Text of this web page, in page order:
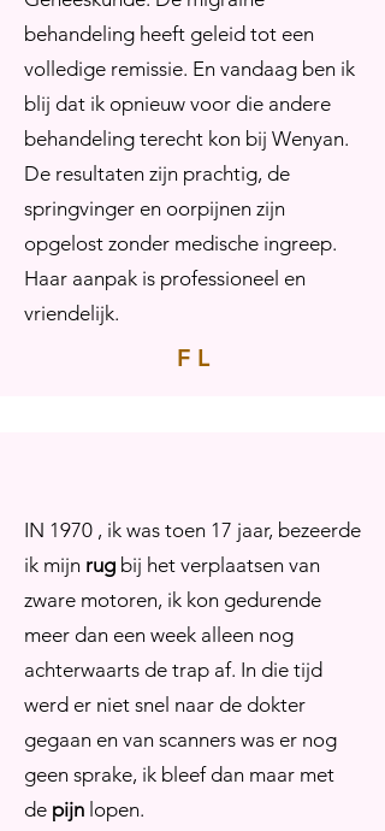
behandeling heeft geleid tot een
volledige remissie. En vandaag ben ik
blij dat ik opnieuw voor die andere
behandeling terecht kon bij Wenyan.
De resultaten zijn prachtig, de
springvinger en oorpijnen zijn
opgelost zonder medische ingreep.
Haar aanpak is professioneel en
vriendelijk.
F L
IN 1970 , ik was toen 17 jaar, bezeerde
ik mijn rug bij het verplaatsen van
zware motoren, ik kon gedurende
meer dan een week alleen nog
achterwaarts de trap af. In die tijd
werd er niet snel naar de dokter
gegaan en van scanners was er nog
geen sprake, ik bleef dan maar met
de pijn lopen.